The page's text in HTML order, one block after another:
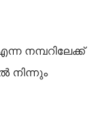
നമ്പറിലേക്ക്
നിന്നും